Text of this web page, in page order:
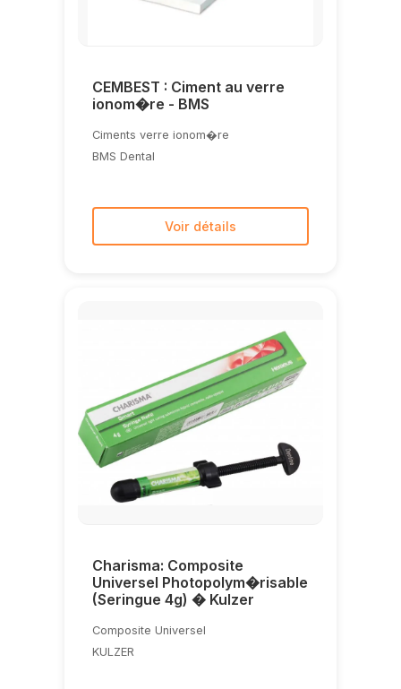
CEMBEST : Ciment au verre
ionom�re - BMS
Ciments verre ionom�re
BMS Dental
Voir détails
Charisma: Composite
Universel Photopolym�risable
(Seringue 4g) � Kulzer
Composite Universel
KULZER